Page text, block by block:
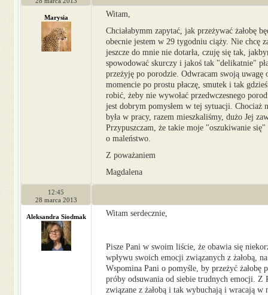
Marysia
Witam,
Chciałabymm zapytać, jak przeżywać żałobę
obecnie jestem w 29 tygodniu ciąży. Nie chcę
jeszcze do mnie nie dotarła, czuję się tak,
spowodować skurczy i jakoś tak "delikatnie"
przeżyję po porodzie. Odwracam swoją
momencie po prostu płaczę, smutek i tak
robić, żeby nie wywołać przedwczesnego
jest dobrym pomysłem w tej sytuacji. Chociaż
była w pracy, razem mieszkaliśmy, dużo Jej
Przypuszczam, że takie moje "oszukiwanie
o maleństwo.
Z poważaniem
Magdalena
12:45
28 marca 2013
Aleksandra Siodmak Witam serdecznie,
Pisze Pani w swoim liście, że obawia się
wpływu swoich emocji związanych z żałobą,
Wspomina Pani o pomyśle, by przeżyć żałobę
próby odsuwania od siebie trudnych emocji. Z
związane z żałobą i tak wybuchają i wracają w